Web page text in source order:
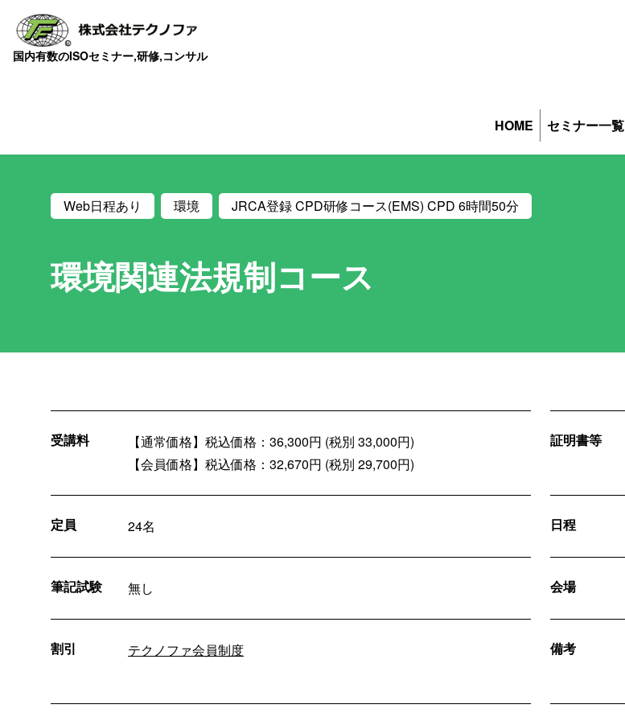
国内有数のISOセミナー,研修,コンサル
HOME セミナー一覧
Web日程あり 環境 JRCA登録 CPD研修コース(EMS) CPD 6時間50分
環境関連法規制コース
受講料
【通常価格】税込価格：36,300円 (税別 33,000円)
【会員価格】税込価格：32,670円 (税別 29,700円)
証明書等
定員 24名 日程
筆記試験 無し 会場
割引 テクノファ会員制度 備考